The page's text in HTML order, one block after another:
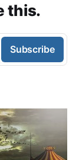
this.
Subscribe